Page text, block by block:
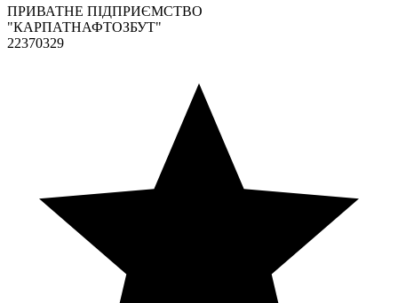
ПРИВАТНЕ ПІДПРИЄМСТВО
"КАРПАТНАФТОЗБУТ"
22370329